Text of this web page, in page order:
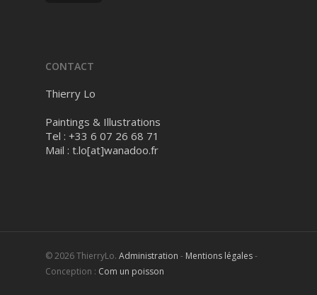
CONTACT
Thierry Lo
Paintings & Illustrations
Tel : +33 6 07 26 68 71
Mail : t.lo[at]wanadoo.fr
© 2026 ThierryLo. Administration - Mentions légales-
Conception : Com un poisson